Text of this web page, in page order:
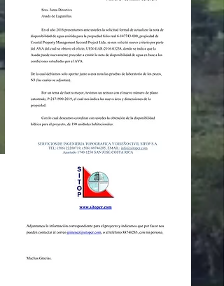
En savoir plus